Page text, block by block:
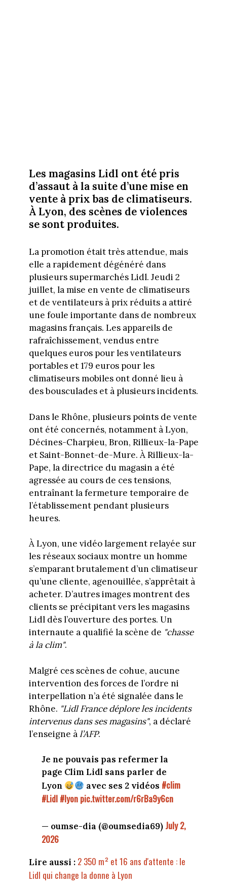
Les magasins Lidl ont été pris
d’assaut à la suite d’une mise en
vente à prix bas de climatiseurs.
À Lyon, des scènes de violences
se sont produites.
La promotion était très attendue, mais
elle a rapidement dégénéré dans
plusieurs supermarchés Lidl. Jeudi 2
juillet, la mise en vente de climatiseurs
et de ventilateurs à prix réduits a attiré
une foule importante dans de nombreux
magasins français. Les appareils de
rafraîchissement, vendus entre
quelques euros pour les ventilateurs
portables et 179 euros pour les
climatiseurs mobiles ont donné lieu à
des bousculades et à plusieurs incidents.
Dans le Rhône, plusieurs points de vente
ont été concernés, notamment à Lyon,
Décines-Charpieu, Bron, Rillieux-la-Pape
et Saint-Bonnet-de-Mure. À Rillieux-la-
Pape, la directrice du magasin a été
agressée au cours de ces tensions,
entraînant la fermeture temporaire de
l’établissement pendant plusieurs
heures.
À Lyon, une vidéo largement relayée sur
les réseaux sociaux montre un homme
s’emparant brutalement d’un climatiseur
qu’une cliente, agenouillée, s’apprêtait à
acheter. D’autres images montrent des
clients se précipitant vers les magasins
Lidl dès l’ouverture des portes. Un
internaute a qualifié la scène de "chasse
à la clim".
Malgré ces scènes de cohue, aucune
intervention des forces de l’ordre ni
interpellation n’a été signalée dans le
Rhône. "Lidl France déplore les incidents
intervenus dans ses magasins", a déclaré
l’enseigne àl’AFP.
Je ne pouvais pas refermer la
page Clim Lidl sans parler de
Lyon
avec ses 2 vidéos #clim
#Lidl #lyon pic.twitter.com/r6rBa9y6cn
— oumse-dia (@oumsedia69) July 2,
2026
Lire aussi : 2 350 m² et 16 ans d'attente : le
Lidl qui change la donne à Lyon